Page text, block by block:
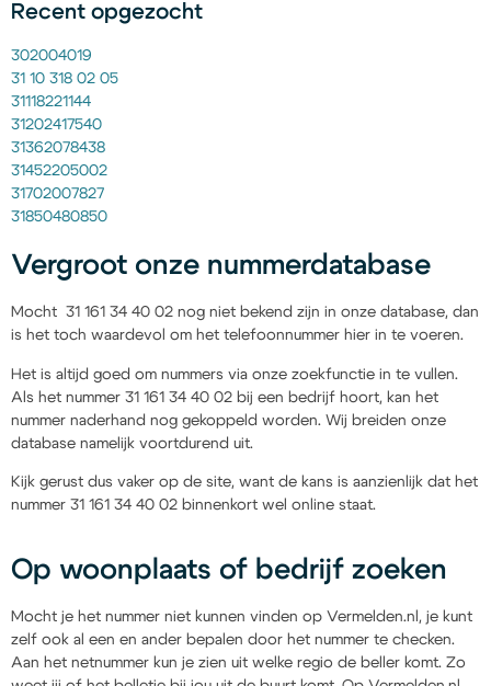
Recent opgezocht
302004019
31 10 318 02 05
31118221144
31202417540
31362078438
31452205002
31702007827
31850480850
Vergroot onze nummerdatabase
Mocht 31 161 34 40 02 nog niet bekend zijn in onze database, dan
is het toch waardevol om het telefoonnummer hier in te voeren.
Het is altijd goed om nummers via onze zoekfunctie in te vullen.
Als het nummer 31 161 34 40 02 bij een bedrijf hoort, kan het
nummer naderhand nog gekoppeld worden. Wij breiden onze
database namelijk voortdurend uit.
Kijk gerust dus vaker op de site, want de kans is aanzienlijk dat het
nummer 31 161 34 40 02 binnenkort wel online staat.
Op woonplaats of bedrijf zoeken
Mocht je het nummer niet kunnen vinden op Vermelden.nl, je kunt
zelf ook al een en ander bepalen door het nummer te checken.
Aan het netnummer kun je zien uit welke regio de beller komt. Zo